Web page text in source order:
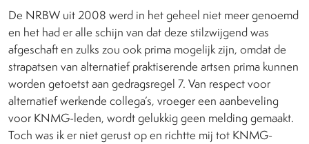
De NRBW uit 2008 werd in het geheel niet meer genoemd
en het had er alle schijn van dat deze stilzwijgend was
afgeschaft en zulks zou ook prima mogelijk zijn, omdat de
strapatsen van alternatief praktiserende artsen prima kunnen
worden getoetst aan gedragsregel 7. Van respect voor
alternatief werkende collega’s, vroeger een aanbeveling
voor KNMG-leden, wordt gelukkig geen melding gemaakt.
Toch was ik er niet gerust op en richtte mij tot KNMG-